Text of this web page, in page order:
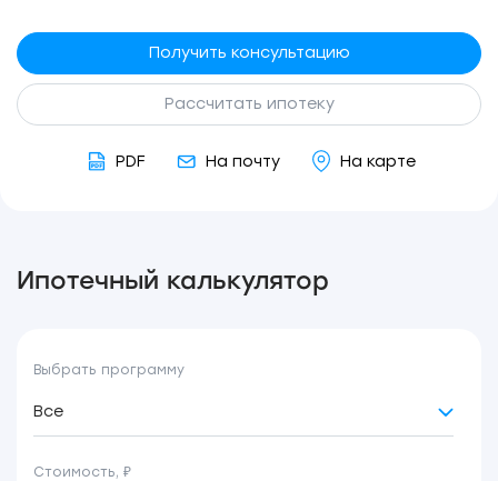
Получить консультацию
Рассчитать ипотеку
PDF На почту На карте
Ипотечный калькулятор
Выбрать программу
Все
Стоимость, ₽